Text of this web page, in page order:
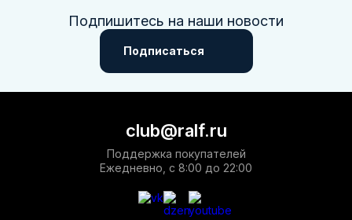
Подпишитесь на наши новости
Подписаться
club@ralf.ru
Поддержка покупателей
Ежедневно, с 8:00 до 22:00